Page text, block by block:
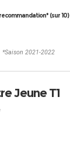
(sur 10)
*Saison 2021-2022
Jeune T1